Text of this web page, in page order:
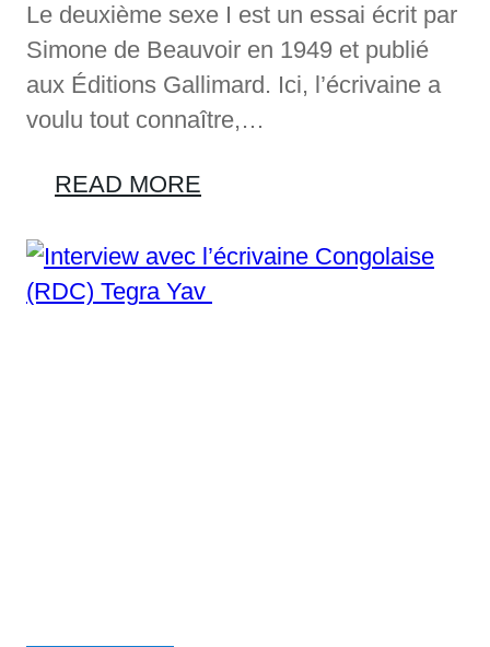
Le deuxième sexe I est un essai écrit par
Simone de Beauvoir en 1949 et publié
aux Éditions Gallimard. Ici, l’écrivaine a
voulu tout connaître,…
READ MORE